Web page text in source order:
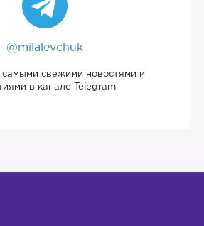
@milalevchuk
самыми свежими новостями и
в канале Telegram